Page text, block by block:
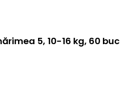
5, 10-16 kg, 60 buc